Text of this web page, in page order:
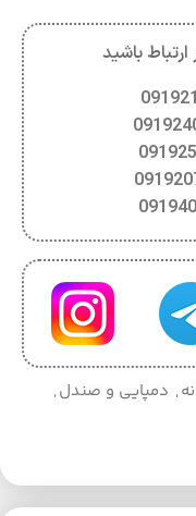
باشید
, دمپایی و صندل,